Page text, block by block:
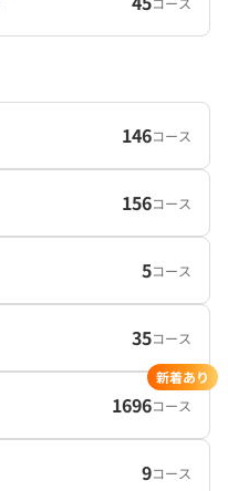
146コース
156コース
5コース
35コース
1696コース
新着あり
9コース